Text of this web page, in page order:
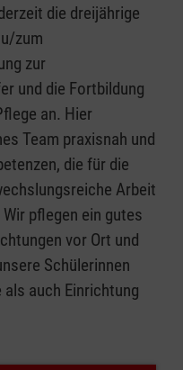
die dreijährige
zum
zur
und die Fortbildung
an. Hier
Team praxisnah und
die für die
Arbeit
pflegen ein gutes
vor Ort und
Schülerinnen
auch Einrichtung